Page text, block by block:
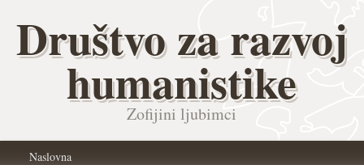
Društvo za razvoj
humanistike
Zofijini ljubimci
Naslovna